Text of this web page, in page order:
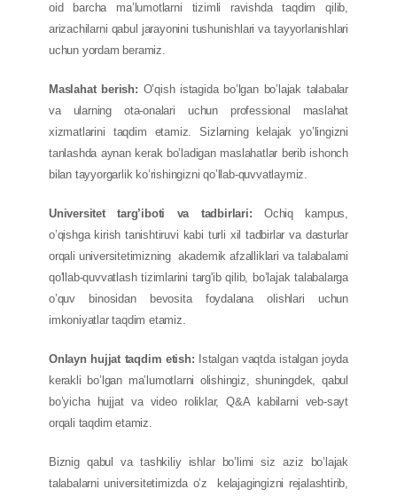
oid barcha ma’lumotlarni tizimli ravishda taqdim qilib,
arizachilarni qabul jarayonini tushunishlari va tayyorlanishlari
uchun yordam beramiz.
Maslahat berish: O’qish istagida bo’lgan bo’lajak talabalar
va ularning ota-onalari uchun professional maslahat
xizmatlarini taqdim etamiz. Sizlarning kelajak yo’lingizni
tanlashda aynan kerak bo’ladigan maslahatlar berib ishonch
bilan tayyorgarlik ko’rishingizni qo’llab-quvvatlaymiz.
Universitet targ’iboti va tadbirlari: Ochiq kampus,
o’qishga kirish tanishtiruvi kabi turli xil tadbirlar va dasturlar
orqali universitetimizning akademik afzalliklari va talabalarni
qo'llab-quvvatlash tizimlarini targ'ib qilib, bo’lajak talabalarga
o’quv binosidan bevosita foydalana olishlari uchun
imkoniyatlar taqdim etamiz.
Onlayn hujjat taqdim etish: Istalgan vaqtda istalgan joyda
kerakli bo’lgan ma’lumotlarni olishingiz, shuningdek, qabul
bo’yicha hujjat va video roliklar, Q&A kabilarni veb-sayt
orqali taqdim etamiz.
Biznig qabul va tashkiliy ishlar bo’limi siz aziz bo’lajak
talabalarni universitetimizda o’z kelajagingizni rejalashtirib,